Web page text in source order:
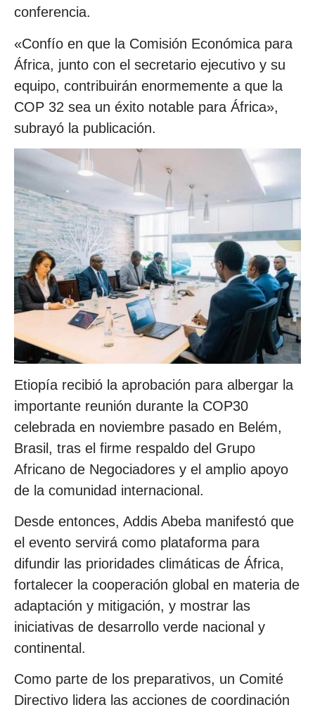
conferencia.
«Confío en que la Comisión Económica para
África, junto con el secretario ejecutivo y su
equipo, contribuirán enormemente a que la
COP 32 sea un éxito notable para África»,
subrayó la publicación.
Etiopía recibió la aprobación para albergar la
importante reunión durante la COP30
celebrada en noviembre pasado en Belém,
Brasil, tras el firme respaldo del Grupo
Africano de Negociadores y el amplio apoyo
de la comunidad internacional.
Desde entonces, Addis Abeba manifestó que
el evento servirá como plataforma para
difundir las prioridades climáticas de África,
fortalecer la cooperación global en materia de
adaptación y mitigación, y mostrar las
iniciativas de desarrollo verde nacional y
continental.
Como parte de los preparativos, un Comité
Directivo lidera las acciones de coordinación